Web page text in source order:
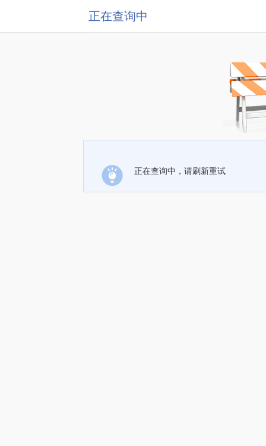
正在查询中
正在查询中，请刷新重试